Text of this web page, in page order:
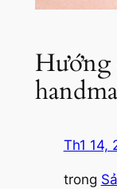
Hướng
Th1 14,
trong